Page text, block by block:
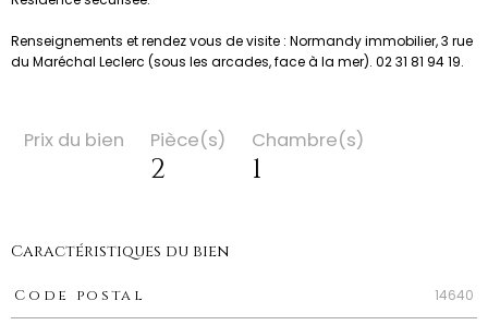
Renseignements et rendez vous de visite : Normandy immobilier, 3 rue
du Maréchal Leclerc (sous les arcades, face à la mer). 02 31 81 94 19.
Prix du bien Pièce(s)
2
Chambre(s)
1
Caractéristiques du bien
Caractéristiques Valeurs
Code postal 14640